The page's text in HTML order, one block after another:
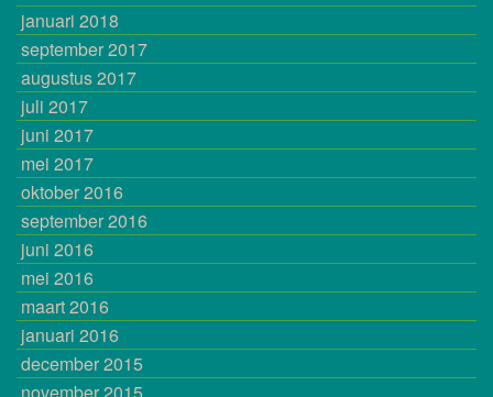
januari 2018
september 2017
augustus 2017
juli 2017
juni 2017
mei 2017
oktober 2016
september 2016
juni 2016
mei 2016
maart 2016
januari 2016
december 2015